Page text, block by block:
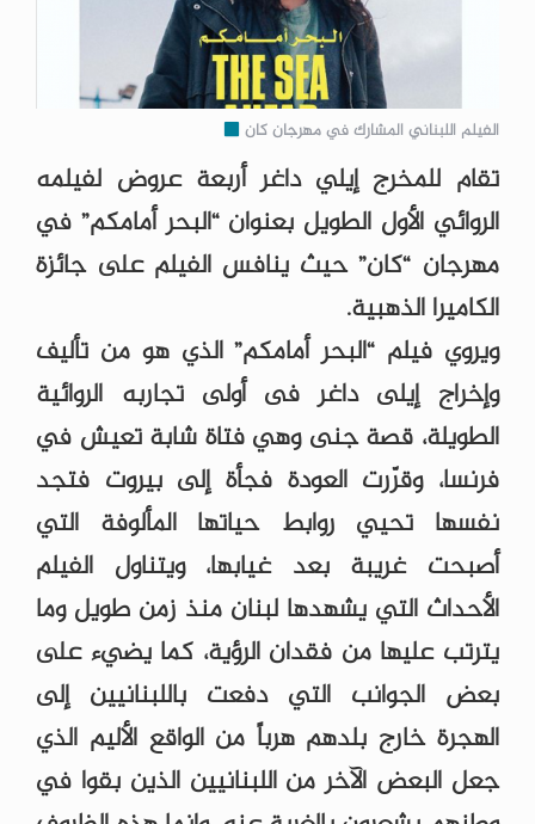
الفيلم اللبناني المشارك في مهرجان كان
تقام للمخرج إيلي داغر أربعة عروض لفيلمه
الروائي الأول الطويل بعنوان “البحر أمامكم” في
مهرجان “كان” حيث ينافس الفيلم على جائزة
الكاميرا الذهبية.
ويروي فيلم “البحر أمامكم” الذي هو من تأليف
وإخراج إيلى داغر فى أولى تجاربه الروائية
الطويلة، قصة جنى وهي فتاة شابة تعيش في
فرنسا، وقرّرت العودة فجأة إلى بيروت فتجد
نفسها تحيي روابط حياتها المألوفة التي
أصبحت غريبة بعد غيابها، ويتناول الفيلم
الأحداث التي يشهدها لبنان منذ زمن طويل وما
يترتب عليها من فقدان الرؤية، كما يضيء على
بعض الجوانب التي دفعت باللبنانيين إلى
الهجرة خارج بلدهم هرباً من الواقع الأليم الذي
جعل البعض الآخر من اللبنانيين الذين بقوا في